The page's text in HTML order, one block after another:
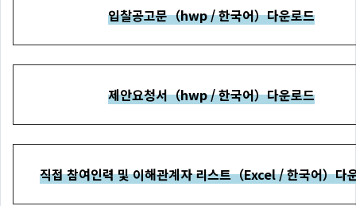
입찰공고문（hwp / 한국어）다운로드
제안요청서（hwp / 한국어）다운로드
직접 참여인력 및 이해관계자 리스트（Excel / 한국어）다